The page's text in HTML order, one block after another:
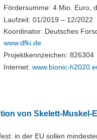
Fördersumme: 4 Mio. Euro,
Laufzeit: 01/2019 – 12/2022
Koordinator: Deutsches
www.dfki.de
Projektkennzeichen: 826304
Internet: www.bionic-
von Skelett-Muskel-
in der EU sollen